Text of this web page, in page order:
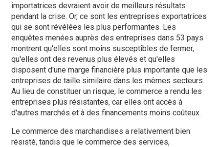
importatrices devraient avoir de meilleurs résultats
pendant la crise. Or, ce sont les entreprises exportatrices
qui se sont révélées les plus performantes. Les
enquêtes menées auprès des entreprises dans 53 pays
montrent qu'elles sont moins susceptibles de fermer,
qu'elles ont des revenus plus élevés et qu'elles
disposent d'une marge financière plus importante que les
entreprises de taille similaire dans les mêmes secteurs.
Au lieu de constituer un risque, le commerce a rendu les
entreprises plus résistantes, car elles ont accès à
d'autres marchés et à des financements moins coûteux.
Le commerce des marchandises a relativement bien
résisté, tandis que le commerce des services,